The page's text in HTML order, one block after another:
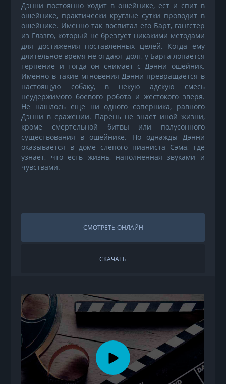
Дэнни постоянно ходит в ошейнике, ест и спит в
ошейнике, практически круглые сутки проводит в
ошейнике. Именно так воспитал его Барт, гангстер
из Глазго, который не брезгует никакими методами
для достижения поставленных целей. Когда ему
длительное время не отдают долг, у Барта лопается
терпение и тогда он снимает с Дэнни ошейник.
Именно в такие мгновения Дэнни превращается в
настоящую собаку, в некую адскую смесь
неудержимого боевого робота и жестокого зверя.
Не нашлось еще ни одного соперника, равного
Дэнни в сражении. Парень не знает иной жизни,
кроме смертельной битвы или полусонного
существования в ошейнике. Но однажды Дэнни
оказывается в доме слепого пианиста Сэма, где
узнает, что есть жизнь, наполненная звуками и
чувствами.
СМОТРЕТЬ ОНЛАЙН
СКАЧАТЬ